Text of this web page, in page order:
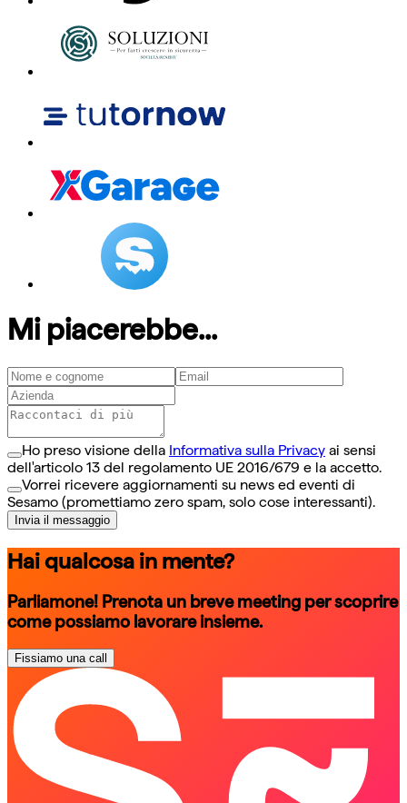
Mi piacerebbe...
Ho preso visione della Informativa sulla Privacy ai sensi
dell'articolo 13 del regolamento UE 2016/679 e la accetto.
Vorrei ricevere aggiornamenti su news ed eventi di
Sesamo (promettiamo zero spam, solo cose interessanti).
Invia il messaggio
Hai qualcosa in mente?
Parliamone! Prenota un breve meeting per scoprire
come possiamo lavorare insieme.
Fissiamo una call
schedule a call
schedule a call